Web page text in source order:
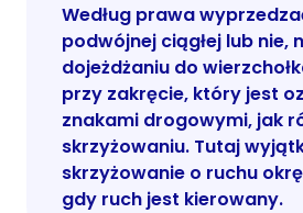
Według prawa
podwójnej ciągłej lub nie,
dojeżdżaniu do
przy zakręcie, który jest
znakami drogowymi, jak
skrzyżowaniu. Tutaj
skrzyżowanie o ruchu
gdy ruch jest kierowany.